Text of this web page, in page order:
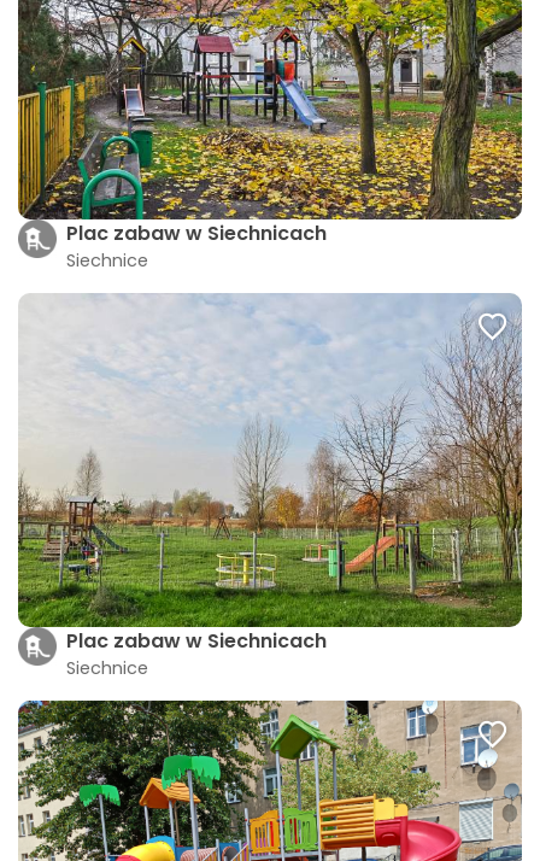
Plac zabaw w Siechnicach
Siechnice
Plac zabaw w Siechnicach
Siechnice